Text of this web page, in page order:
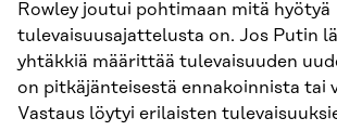
Rowley joutui pohtimaan mitä hyötyä
tulevaisuusajattelusta on. Jos Putin
yhtäkkiä määrittää tulevaisuuden
on pitkäjänteisestä ennakoinnista tai
Vastaus löytyi erilaisten